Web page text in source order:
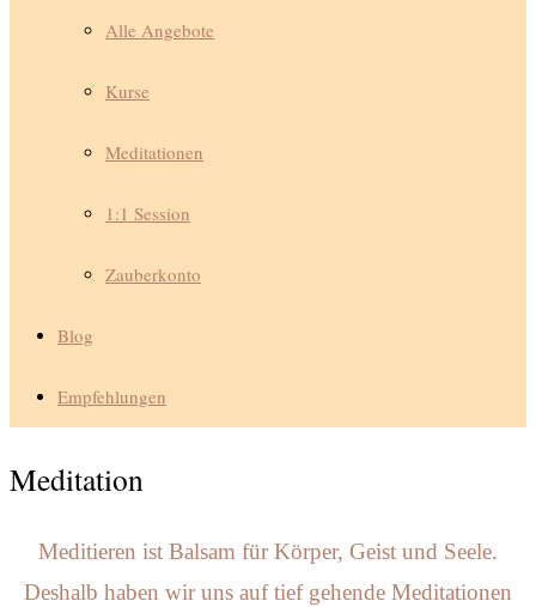
Alle Angebote
Kurse
Meditationen
1:1 Session
Zauberkonto
Blog
Empfehlungen
Meditation
Meditieren ist Balsam für Körper, Geist und Seele.
Deshalb haben wir uns auf tief gehende Meditationen